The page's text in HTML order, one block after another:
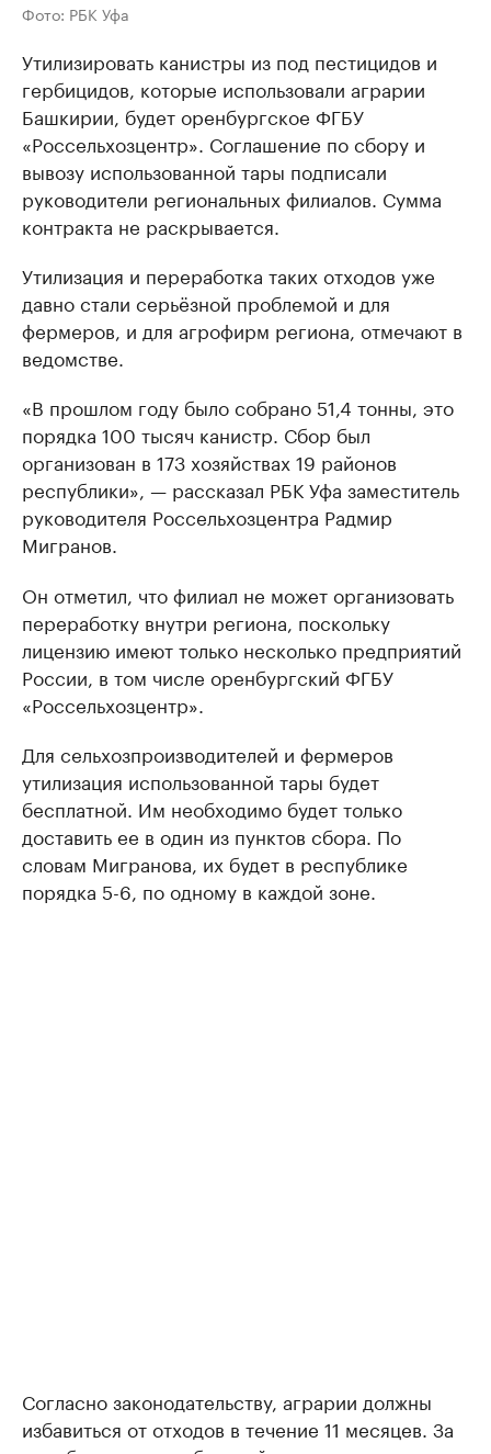
Фото: РБК Уфа
Утилизировать канистры из под пестицидов и
гербицидов, которые использовали аграрии
Башкирии, будет оренбургское ФГБУ
«Россельхозцентр». Соглашение по сбору и
вывозу использованной тары подписали
руководители региональных филиалов. Сумма
контракта не раскрывается.
Утилизация и переработка таких отходов уже
давно стали серьёзной проблемой и для
фермеров, и для агрофирм региона, отмечают в
ведомстве.
«В прошлом году было собрано 51,4 тонны, это
порядка 100 тысяч канистр. Сбор был
организован в 173 хозяйствах 19 районов
республики», — рассказал РБК Уфа заместитель
руководителя Россельхозцентра Радмир
Мигранов.
Он отметил, что филиал не может организовать
переработку внутри региона, поскольку
лицензию имеют только несколько предприятий
России, в том числе оренбургский ФГБУ
«Россельхозцентр».
Для сельхозпроизводителей и фермеров
утилизация использованной тары будет
бесплатной. Им необходимо будет только
доставить ее в один из пунктов сбора. По
словам Мигранова, их будет в республике
порядка 5-6, по одному в каждой зоне.
Согласно законодательству, аграрии должны
избавиться от отходов в течение 11 месяцев. За